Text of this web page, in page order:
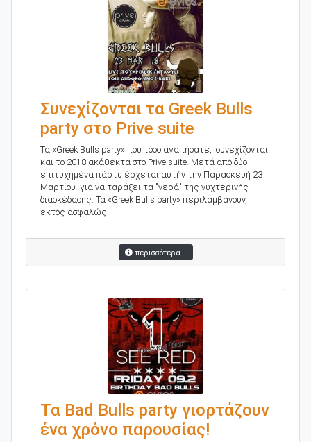
Συνεχίζονται τα Greek Bulls
party στο Prive suite
Τα «Greek Bulls party» που τόσο αγαπήσατε, συνεχίζονται
και το 2018 ακάθεκτα στο Prive suite. Μετά από δύο
επιτυχημένα πάρτυ έρχεται αυτήν την Παρασκευή 23
Mαρτίου για να ταράξει τα "νερά" της νυχτερινής
διασκέδασης. Τα «Greek Bulls party» περιλαμβάνουν,
εκτός ασφαλώς...
περισσότερα...
Τα Bad Bulls party γιορτάζουν
ένα χρόνο παρουσίας!